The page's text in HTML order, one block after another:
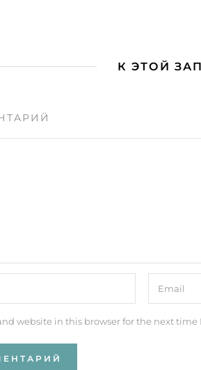
К ЭТОЙ
website in this browser for the next time